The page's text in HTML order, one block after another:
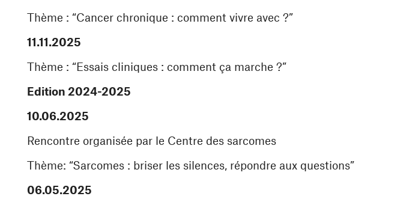
Thème : “Cancer chronique : comment vivre avec ?”
11.11.2025
Thème : “Essais cliniques : comment ça marche ?”
Edition 2024-2025
10.06.2025
Rencontre organisée par le Centre des sarcomes
Thème: “Sarcomes : briser les silences, répondre aux questions”
06.05.2025